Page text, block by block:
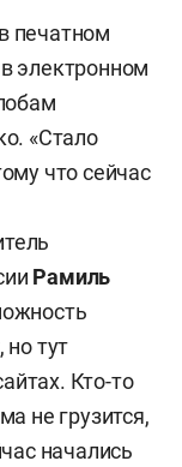
печатном
электронном
«Стало
что сейчас
Рамиль
но тут
Кто-то
не грузится,
начались